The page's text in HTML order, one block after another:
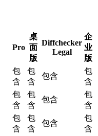
Pro
桌
面
版
Diffchecker
Legal
企
业
版
包
含
包
含
包含
包
含
包
含
包
含
包含
包
含
包
含
包
含
包含
包
含